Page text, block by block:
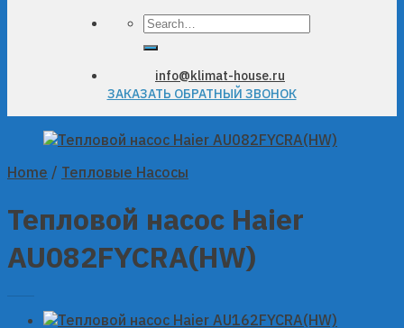
Search
info@klimat-house.ru
ЗАКАЗАТЬ ОБРАТНЫЙ ЗВОНОК
Home / Тепловые Насосы
Тепловой насос Haier
AU082FYCRA(HW)